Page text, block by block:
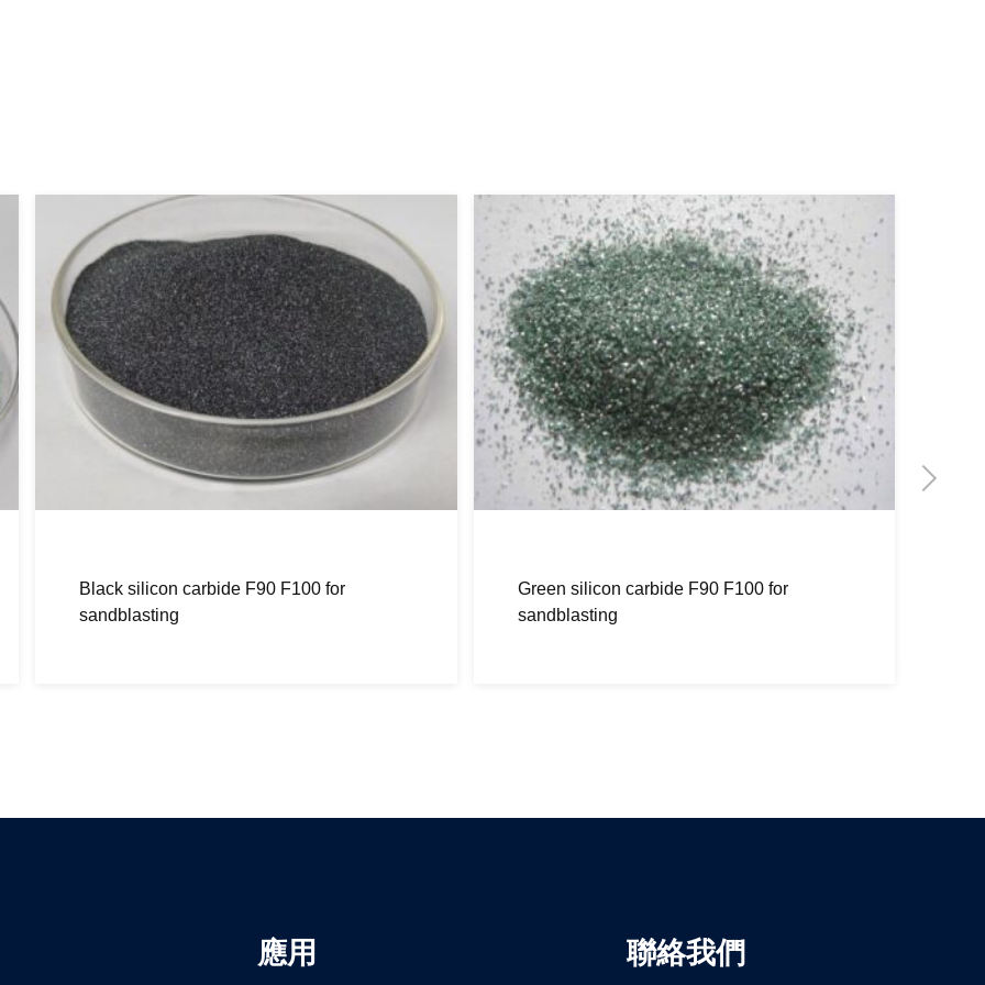
Green silicon carbide F90 F100 for
sandblasting
53C 54C 98% 黑色碳化矽
應用 聯絡我們